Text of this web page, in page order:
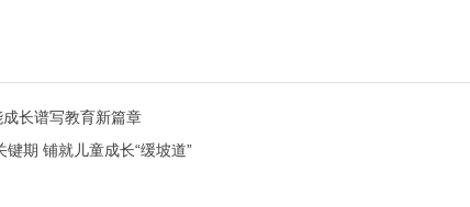
成长谱写教育新篇章
期 铺就儿童成长“缓坡道”